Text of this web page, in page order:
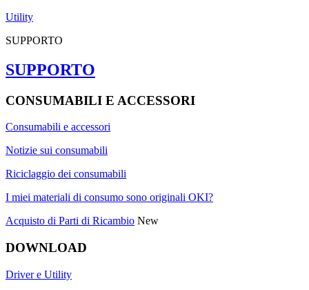
Utility
SUPPORTO
SUPPORTO
CONSUMABILI E ACCESSORI
Consumabili e accessori
Notizie sui consumabili
Riciclaggio dei consumabili
I miei materiali di consumo sono originali OKI?
Acquisto di Parti di Ricambio New
DOWNLOAD
Driver e Utility